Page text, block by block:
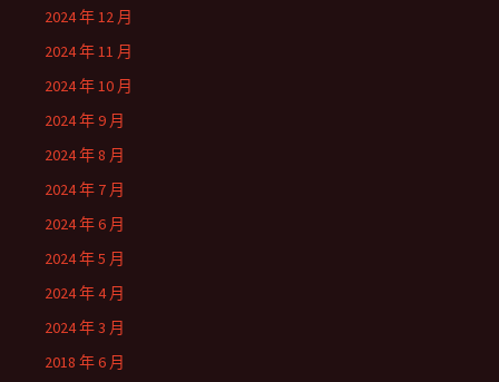
2024 年 12 月
2024 年 11 月
2024 年 10 月
2024 年 9 月
2024 年 8 月
2024 年 7 月
2024 年 6 月
2024 年 5 月
2024 年 4 月
2024 年 3 月
2018 年 6 月